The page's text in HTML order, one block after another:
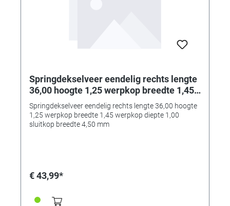
Springdekselveer eendelig rechts lengte
36,00 hoogte 1,25 werpkop breedte 1,45
werpkop diepte 1,00 sluitkop breedte
4,50 mm
Springdekselveer eendelig rechts lengte 36,00 hoogte
1,25 werpkop breedte 1,45 werpkop diepte 1,00
sluitkop breedte 4,50 mm
€ 43,99*